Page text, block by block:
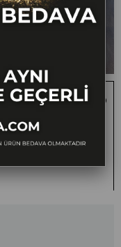
1 ALANA 1 BEDAVA -
FARKLI VEYA AYNI TÜM
ÜRÜNLERDE GEÇERLİ